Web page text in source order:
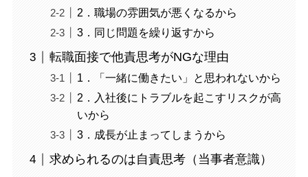
2．職場の雰囲気が悪くなるから
3．同じ問題を繰り返すから
転職面接で他責思考がNGな理由
1．「一緒に働きたい」と思われないから
2．入社後にトラブルを起こすリスクが高
いから
3．成長が止まってしまうから
求められるのは自責思考（当事者意識）